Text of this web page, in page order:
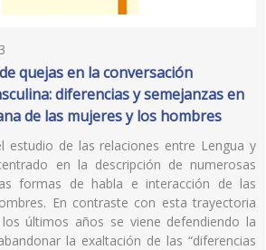
quejas en la conversación
diferencias y semejanzas en
de las mujeres y los hombres
estudio de las relaciones entre Lengua y
en la descripción de numerosas
formas de habla e interacción de las
En contraste con esta trayectoria
los últimos años se viene defendiendo la
la exaltación de las “diferencias